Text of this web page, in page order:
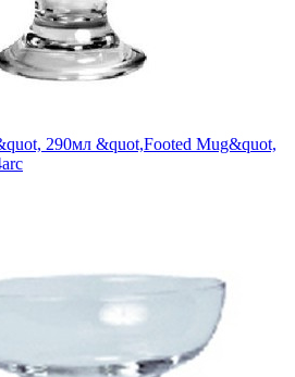
290мл &quot,Footed Mug&quot,